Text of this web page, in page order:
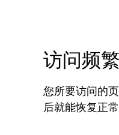
访问频
您所要访问的
后就能恢复正常